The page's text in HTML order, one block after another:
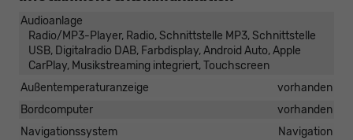
Audioanlage
Radio/MP3-Player, Radio, Schnittstelle MP3, Schnittstelle
USB, Digitalradio DAB, Farbdisplay, Android Auto, Apple
CarPlay, Musikstreaming integriert, Touchscreen
Außentemperaturanzeige
vorhanden
Bordcomputer
vorhanden
Navigationssystem
Navigation